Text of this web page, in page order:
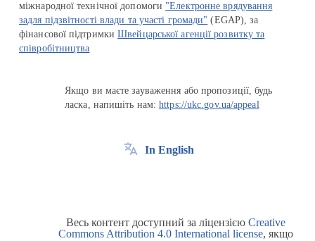
міжнародної технічної допомоги "Електронне врядування
задля підзвітності влади та участі громади" (EGAP), за
фінансової підтримкиШвейцарської агенції розвитку та
співробітництва
Якщо ви маєте зауваження або пропозиції, будь
ласка, напишіть нам:https://ukc.gov.ua/appeal
In English
Весь контент доступний за ліцензією Creative
Commons Attribution 4.0 International license, якщо